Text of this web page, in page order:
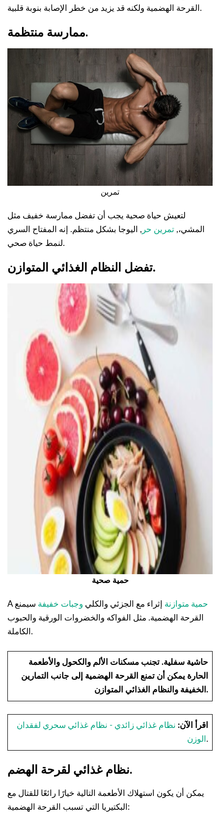
القرحة الهضمية ولكنه قد يزيد من خطر الإصابة بنوبة قلبية.
ممارسة منتظمة.
تمرين
لتعيش حياة صحية يجب أن تفضل ممارسة خفيف مثل
المشي،, تمرين حر , اليوجا بشكل منتظم. إنه المفتاح السري
لنمط حياة صحي.
تفضل النظام الغذائي المتوازن.
حمية صحية
A حمية متوازنة إثراء مع الجزئي والكلي وجبات خفيفة سيمنع
القرحة الهضمية. مثل الفواكه والخضروات الورقية والحبوب
الكاملة.
حاشية سفلية.تجنب مسكنات الألم والكحول والأطعمة
الحارة يمكن أن تمنع القرحة الهضمية إلى جانب التمارين
الخفيفة والنظام الغذائي المتوازن.
اقرأ الآن: نظام غذائي زائدي - نظام غذائي سحري لفقدان
الوزن .
نظام غذائي لقرحة الهضم.
يمكن أن يكون استهلاك الأطعمة التالية خيارًا رائعًا للقتال مع
البكتيريا التي تسبب القرحة الهضمية: